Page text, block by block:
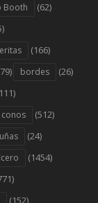
Booth (62)
(166)
bordes (26)
conos (512)
(24)
(1454)
(152)